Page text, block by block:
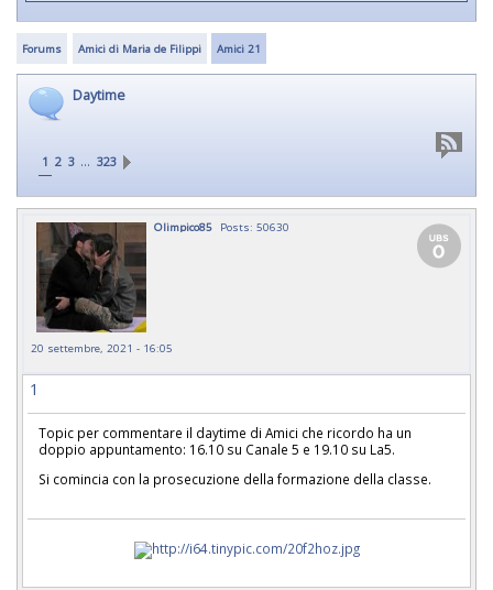
Forums Amici di Maria de Filippi Amici 21
Daytime
1 2 3 … 323
Olimpico85 Posts: 50630
20 settembre, 2021 - 16:05
1
Topic per commentare il daytime di Amici che ricordo ha un
doppio appuntamento: 16.10 su Canale 5 e 19.10 su La5.
Si comincia con la prosecuzione della formazione della classe.